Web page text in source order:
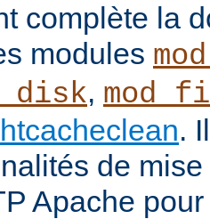
complète la
modules
,
htcacheclean.
de
Apache